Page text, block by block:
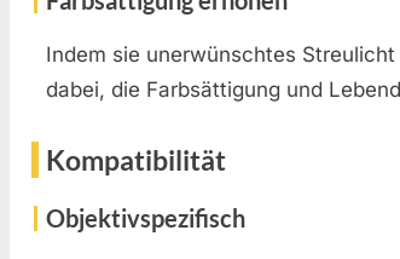
Indem sie unerwünschtes
dabei, die Farbsättigung und
Kompatibilität
Objektivspezifisch